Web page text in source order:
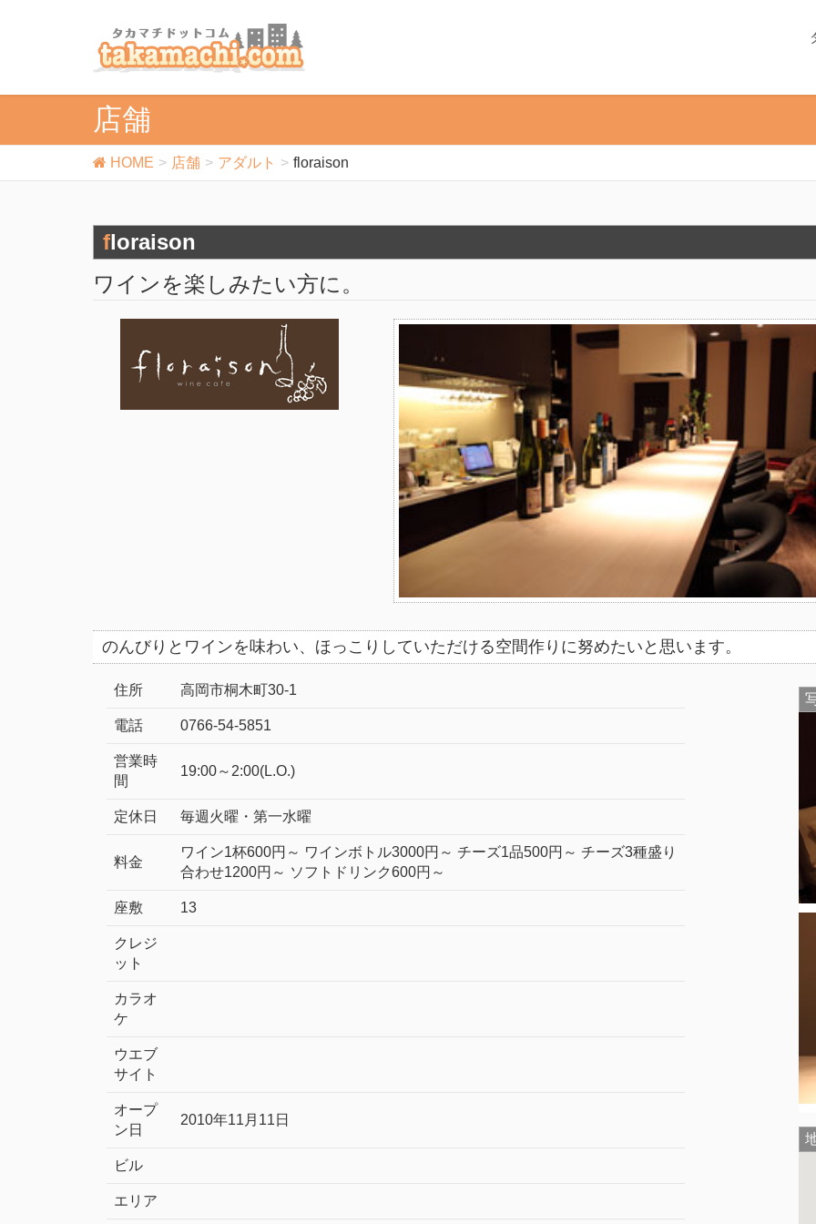
店舗
HOME 店舗 アダルト floraison
floraison
ワインを楽しみたい方に。
のんびりとワインを味わい、ほっこりしていただける空間作りに努めたいと思います。
住所 高岡市桐木町30-1
電話 0766-54-5851
営業時
間
19:00～2:00(L.O.)
定休日 毎週火曜・第一水曜
料金
ワイン1杯600円～ ワインボトル3000円～ チーズ1品500円～ チーズ3種盛り
合わせ1200円～ ソフトドリンク600円～
座敷 13
クレジ
ット
カラオ
ケ
ウエブ
サイト
オープ
ン日
2010年11月11日
ビル
エリア